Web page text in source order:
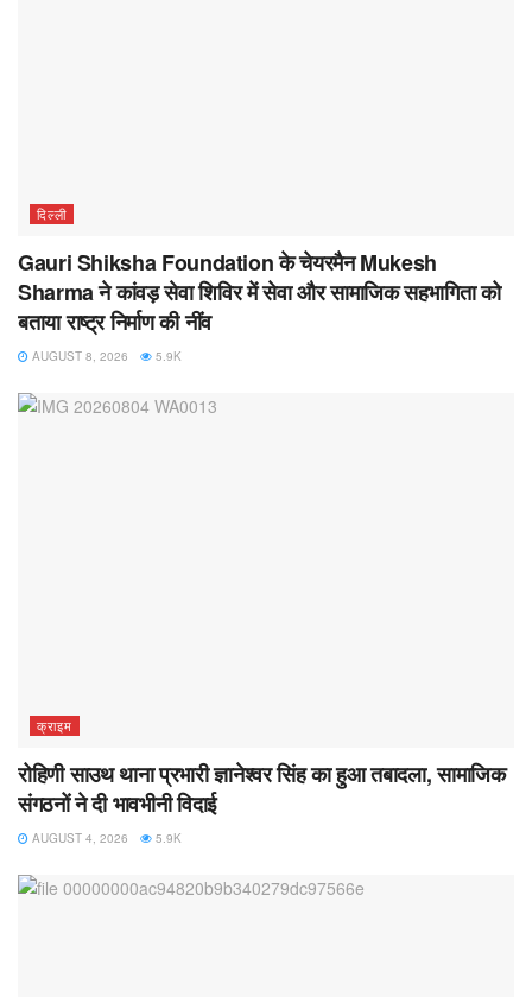
दिल्ली
Gauri Shiksha Foundation के चेयरमैन Mukesh
Sharma ने कांवड़ सेवा शिविर में सेवा और सामाजिक सहभागिता को
बताया राष्ट्र निर्माण की नींव
AUGUST 8, 2026 5.9K
क्राइम
रोहिणी साउथ थाना प्रभारी ज्ञानेश्वर सिंह का हुआ तबादला, सामाजिक
संगठनों ने दी भावभीनी विदाई
AUGUST 4, 2026 5.9K